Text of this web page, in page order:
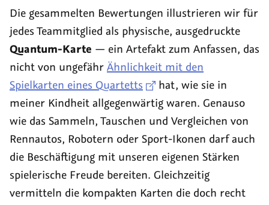
Die gesammelten Bewertungen illustrieren wir für
jedes Teammitglied als physische, ausgedruckte
Quantum-Karte — ein Artefakt zum Anfassen, das
nicht von ungefähr Ähnlichkeit mit den
Spielkarten eines Quartetts
hat, wie sie in
meiner Kindheit allgegenwärtig waren. Genauso
wie das Sammeln, Tauschen und Vergleichen von
Rennautos, Robotern oder Sport-Ikonen darf auch
die Beschäftigung mit unseren eigenen Stärken
spielerische Freude bereiten. Gleichzeitig
vermitteln die kompakten Karten die doch recht